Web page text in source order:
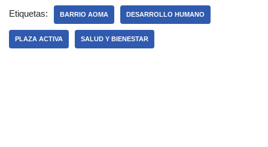
Etiquetas: BARRIO AOMA DESARROLLO HUMANO
PLAZA ACTIVA SALUD Y BIENESTAR